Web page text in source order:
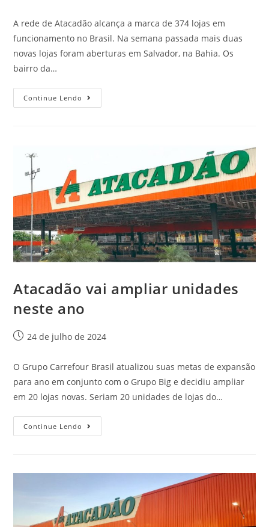
A rede de Atacadão alcança a marca de 374 lojas em
funcionamento no Brasil. Na semana passada mais duas
novas lojas foram aberturas em Salvador, na Bahia. Os
bairro da…
Continue Lendo
Atacadão vai ampliar unidades
neste ano
24 de julho de 2024
O Grupo Carrefour Brasil atualizou suas metas de expansão
para ano em conjunto com o Grupo Big e decidiu ampliar
em 20 lojas novas. Seriam 20 unidades de lojas do…
Continue Lendo